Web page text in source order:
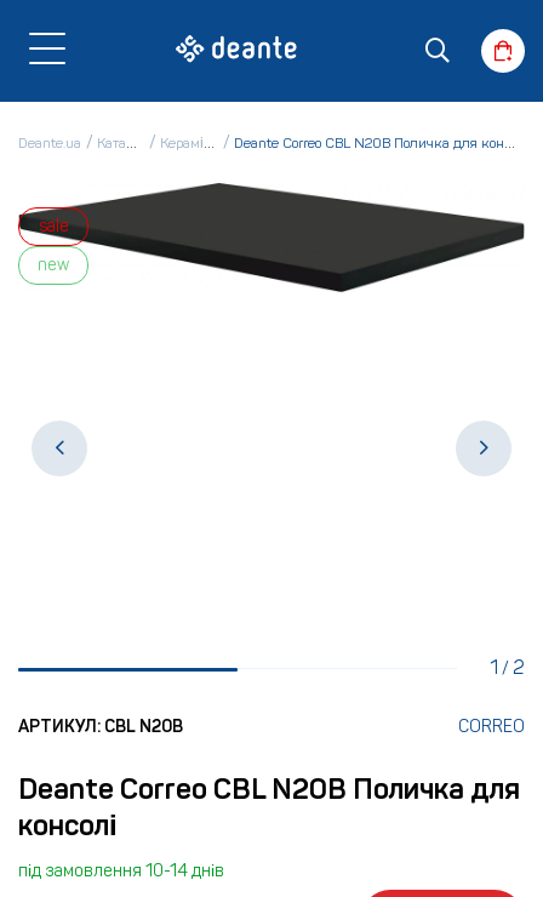
Deante.ua Каталог Кераміка Deante Correo CBL N20B Поличка для консолі
sale
new
1 /2
АРТИКУЛ: CBL N20B CORREO
Deante Correo CBL N20B Поличка для
консолі
під замовлення 10-14 днів